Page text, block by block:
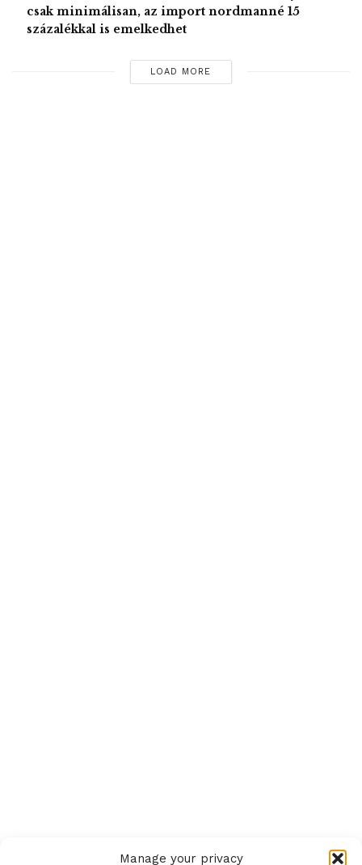
Manage your privacy
ban indult a vállalat itteni termelése. A társaság eddig 120
csak minimálisan, az import nordmanné 15
százalékkal is emelkedhet
LOAD MORE